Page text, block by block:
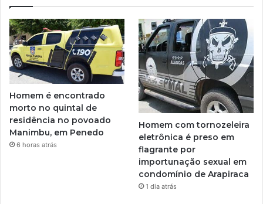
Homem é encontrado
morto no quintal de
residência no povoado
Manimbu, em Penedo
6 horas atrás
Homem com tornozeleira
eletrônica é preso em
flagrante por
importunação sexual em
condomínio de Arapiraca
1 dia atrás